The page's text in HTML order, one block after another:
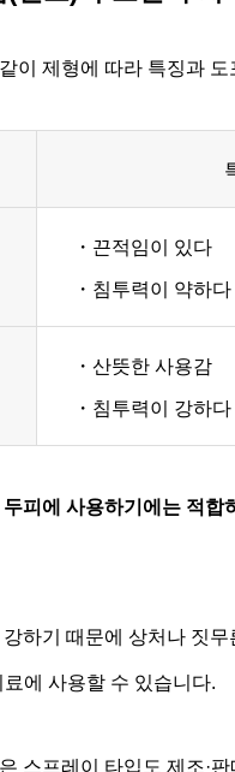
이 제형에 따라 특징과
・끈적임이 있다
・침투력이 약하다
・산뜻한 사용감
・침투력이 강하다
피에 사용하기에는 적합
하기 때문에 상처나 짓
에 사용할 수 있습니다.
스프레이 타입도 제조·